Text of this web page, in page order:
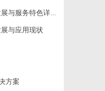
与服务特色详解
与应用现状
方案